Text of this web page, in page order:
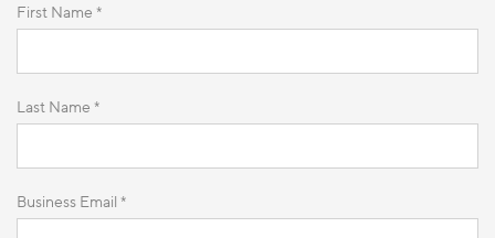
First Name *
Last Name *
Business Email *